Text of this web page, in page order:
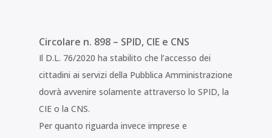
Circolare n. 898 – SPID, CIE e CNS
Il D.L. 76/2020 ha stabilito che l’accesso dei
cittadini ai servizi della Pubblica Amministrazione
dovrà avvenire solamente attraverso lo SPID, la
CIE o la CNS.
Per quanto riguarda invece imprese e